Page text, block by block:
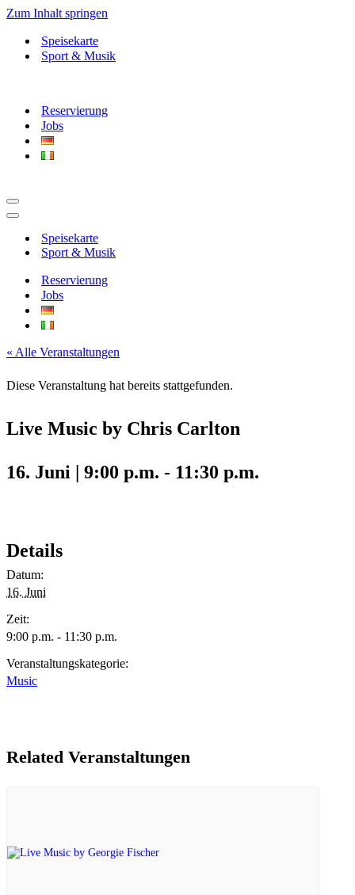
Zum Inhalt springen
Speisekarte
Sport & Musik
Reservierung
Jobs
Navigationsmenü
Navigationsmenü
Speisekarte
Sport & Musik
Reservierung
Jobs
« Alle Veranstaltungen
Diese Veranstaltung hat bereits stattgefunden.
Live Music by Chris Carlton
16. Juni | 9:00 p.m. - 11:30 p.m.
Details
Datum:
16. Juni
Zeit:
9:00 p.m. - 11:30 p.m.
Veranstaltungskategorie:
Music
Related Veranstaltungen